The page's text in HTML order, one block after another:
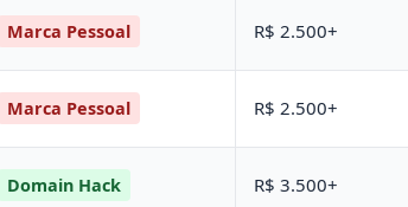
Marca Pessoal R$ 2.500+
Marca Pessoal R$ 2.500+
Domain Hack R$ 3.500+